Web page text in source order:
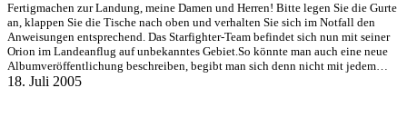
Fertigmachen zur Landung, meine Damen und Herren! Bitte legen Sie die Gurte
an, klappen Sie die Tische nach oben und verhalten Sie sich im Notfall den
Anweisungen entsprechend. Das Starfighter-Team befindet sich nun mit seiner
Orion im Landeanflug auf unbekanntes Gebiet.So könnte man auch eine neue
Albumveröffentlichung beschreiben, begibt man sich denn nicht mit jedem…
18. Juli 2005